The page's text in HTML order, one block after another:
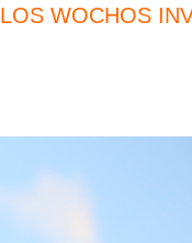
LOS WOCHOS